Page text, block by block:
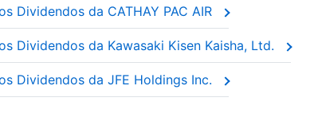
os investidores confiam que continuarão a pagar
como se estivesse a deter as ações reais.
Dividendos da CATHAY PAC AIR
Dividendos da Kawasaki Kisen Kaisha, Ltd.
Dividendos da JFE Holdings Inc.